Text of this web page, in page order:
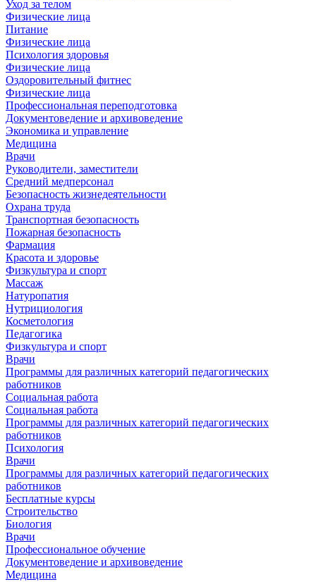
Уход за телом
Физические лица
Питание
Физические лица
Психология здоровья
Физические лица
Оздоровительный фитнес
Физические лица
Профессиональная переподготовка
Документоведение и архивоведение
Экономика и управление
Медицина
Врачи
Руководители, заместители
Средний медперсонал
Безопасность жизнедеятельности
Охрана труда
Транспортная безопасность
Пожарная безопасность
Фармация
Красота и здоровье
Физкультура и спорт
Массаж
Натуропатия
Нутрициология
Косметология
Педагогика
Физкультура и спорт
Врачи
Программы для различных категорий педагогических
работников
Социальная работа
Социальная работа
Программы для различных категорий педагогических
работников
Психология
Врачи
Программы для различных категорий педагогических
работников
Бесплатные курсы
Строительство
Биология
Врачи
Профессиональное обучение
Документоведение и архивоведение
Медицина